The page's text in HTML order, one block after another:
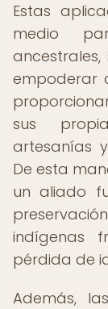
Estas
medio
empoderar
sus
artesanías
De esta
un aliado
indígenas
pérdida de
Además,